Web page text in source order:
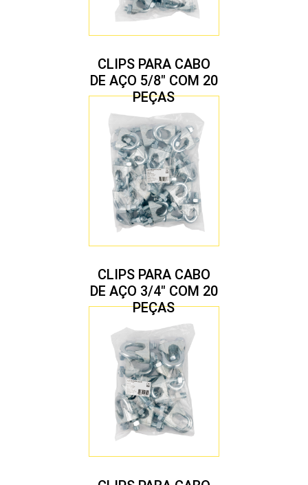
CLIPS PARA CABO
DE AÇO 5/8″ COM 20
PEÇAS
CLIPS PARA CABO
DE AÇO 3/4″ COM 20
PEÇAS